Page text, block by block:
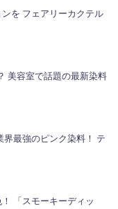
を フェアリーカクテル
美容室で話題の最新染料
界最強のピンク染料！ テ
「スモーキーディッ